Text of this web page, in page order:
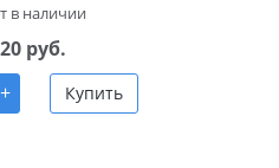
в наличии
20 руб.
+ Купить